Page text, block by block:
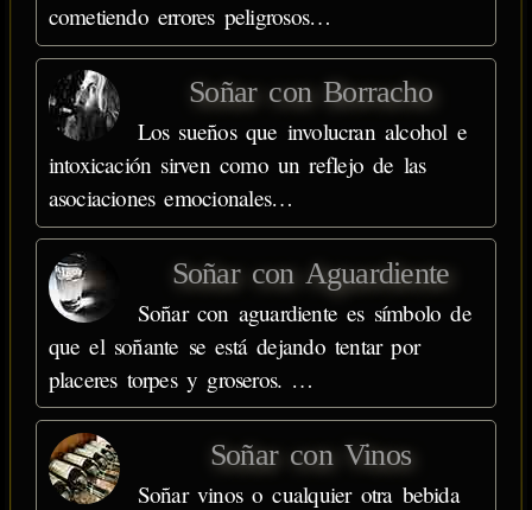
cometiendo errores peligrosos…
Soñar con Borracho
Los sueños que involucran alcohol e
intoxicación sirven como un reflejo de las
asociaciones emocionales…
Soñar con Aguardiente
Soñar con aguardiente es símbolo de
que el soñante se está dejando tentar por
placeres torpes y groseros. …
Soñar con Vinos
Soñar vinos o cualquier otra bebida